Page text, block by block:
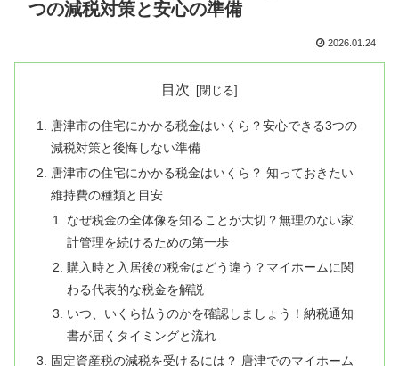
つの減税対策と安心の準備
2026.01.24
目次
唐津市の住宅にかかる税金はいくら？安心できる3つの
減税対策と後悔しない準備
唐津市の住宅にかかる税金はいくら？ 知っておきたい
維持費の種類と目安
なぜ税金の全体像を知ることが大切？無理のない家
計管理を続けるための第一歩
購入時と入居後の税金はどう違う？マイホームに関
わる代表的な税金を解説
いつ、いくら払うのかを確認しましょう！納税通知
書が届くタイミングと流れ
固定資産税の減税を受けるには？ 唐津でのマイホーム